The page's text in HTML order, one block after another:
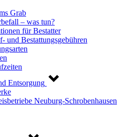
Grab
– was tun?
für Bestatter
und Bestattungsgebühren
Entsorgung
Neuburg-Schrobenhausen